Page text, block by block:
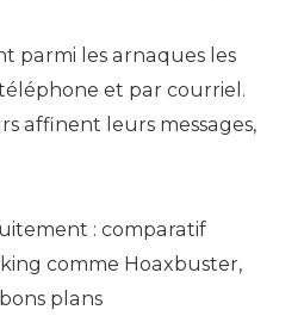
parmi les arnaques les
et par courriel.
affinent leurs messages,
: comparatif
comme Hoaxbuster,
plans